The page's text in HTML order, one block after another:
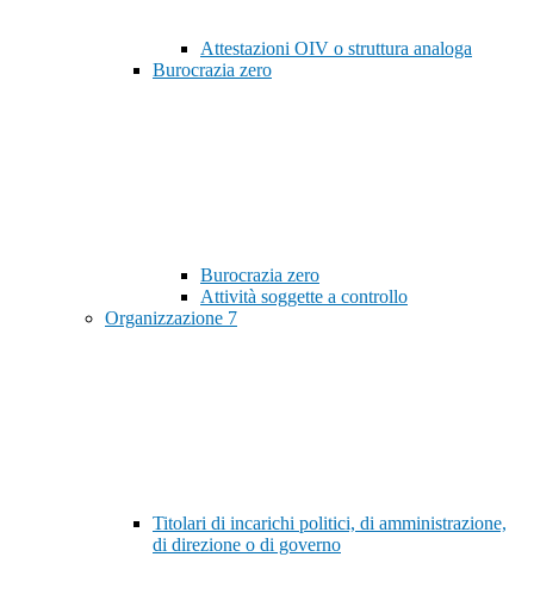
Attestazioni OIV o struttura analoga
Burocrazia zero
Burocrazia zero
Attività soggette a controllo
Organizzazione 7
Titolari di incarichi politici, di amministrazione,
di direzione o di governo